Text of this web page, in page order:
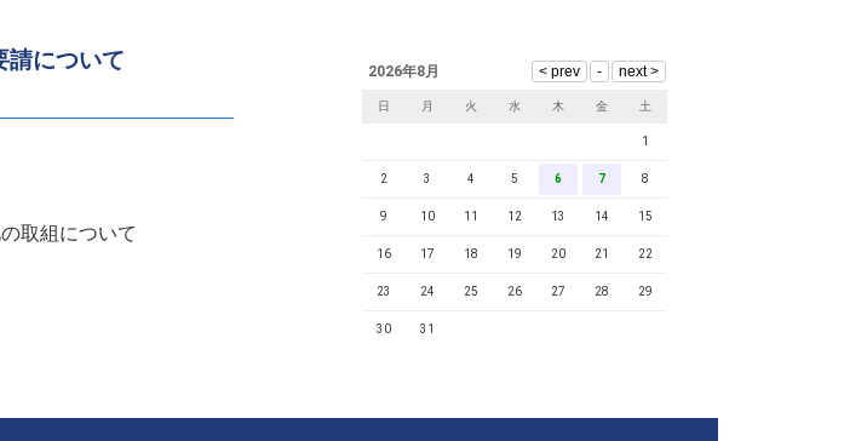
請について
取組について
2026年8月
日 月 火 水 木 金 土
1
2 3 4 5 6 7 8
9 10 11 12 13 14 15
16 17 18 19 20 21 22
23 24 25 26 27 28 29
30 31